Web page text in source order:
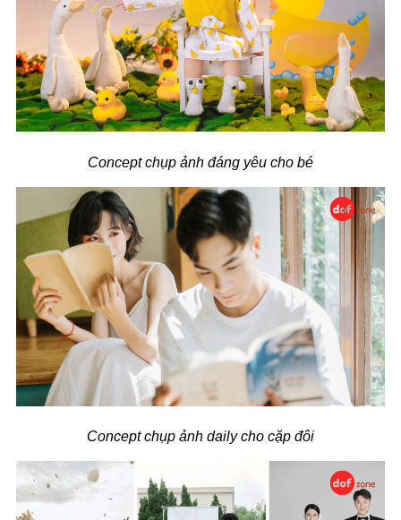
Concept chụp ảnh đáng yêu cho bé
Concept chụp ảnh daily cho cặp đôi